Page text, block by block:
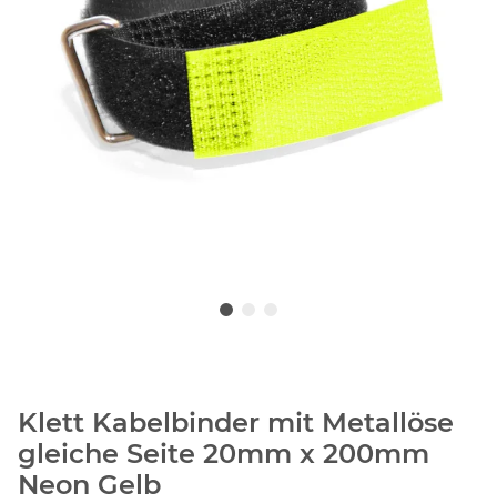
Klett Kabelbinder mit Metallöse
gleiche Seite 20mm x 200mm
Neon Gelb